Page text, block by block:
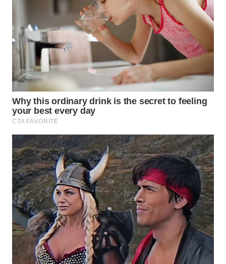
WN
LANGKAT
WN
TAPANULI
SELATAN
WN
LESUNG
WN
KARO
WN
SIMALUNGUN
WN
LABUHANBATU